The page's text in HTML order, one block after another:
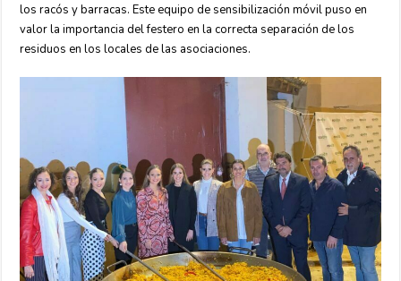
los racós y barracas. Este equipo de sensibilización móvil puso en
valor la importancia del festero en la correcta separación de los
residuos en los locales de las asociaciones.